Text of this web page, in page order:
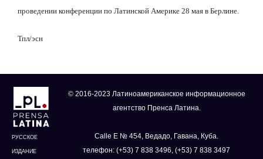
проведении конференции по Латинской Америке 28 мая в Берлине.
Тпл/эсн
РУССКОЕ
ИЗДАНИЕ
© 2016-2023 Латиноамериканское информационное
агентство Пренса Латина.
Calle E № 454, Ведадо, Гавана, Куба.
телефон: (+53) 7 838 3496, (+53) 7 838 3497